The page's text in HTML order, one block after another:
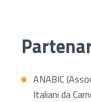
ANABIC
Italiani da